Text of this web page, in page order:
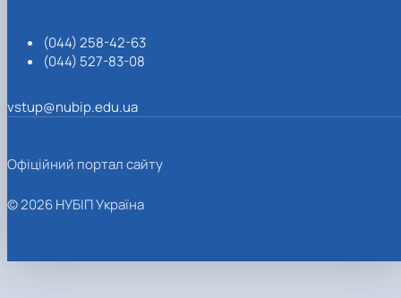
(044) 258-42-63
(044) 527-83-08
vstup@nubip.edu.ua
Офіційний портал сайту
© 2026 НУБІП Україна